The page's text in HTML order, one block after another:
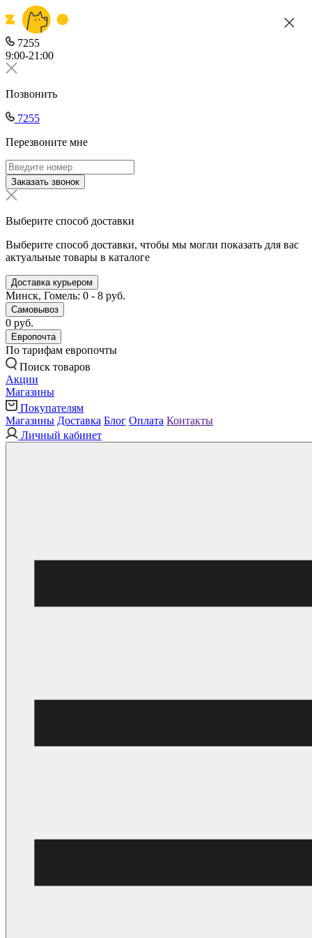
7255
9:00-21:00
Позвонить
7255
Перезвоните мне
Заказать звонок
Выберите способ доставки
Выберите способ доставки, чтобы мы могли показать для вас
актуальные товары в каталоге
Доставка курьером
Минск, Гомель: 0 - 8 руб.
Самовывоз
0 руб.
Европочта
По тарифам европочты
Поиск товаров
Акции
Магазины
Покупателям
Магазины Доставка Блог Оплата Контакты
Личный кабинет